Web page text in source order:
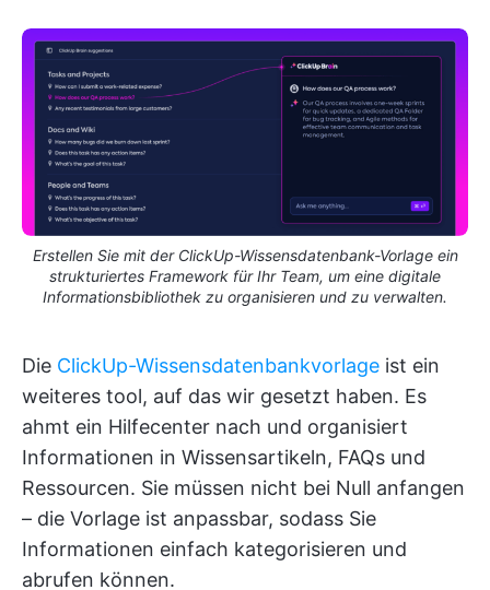
Erstellen Sie mit der ClickUp-Wissensdatenbank-Vorlage ein
strukturiertes Framework für Ihr Team, um eine digitale
Informationsbibliothek zu organisieren und zu verwalten.
Die ClickUp-Wissensdatenbankvorlage ist ein
weiteres tool, auf das wir gesetzt haben. Es
ahmt ein Hilfecenter nach und organisiert
Informationen in Wissensartikeln, FAQs und
Ressourcen. Sie müssen nicht bei Null anfangen
– die Vorlage ist anpassbar, sodass Sie
Informationen einfach kategorisieren und
abrufen können.